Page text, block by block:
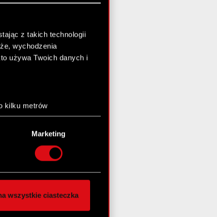
z takich technologii
wychodzenia
używa Twoich danych i
kilku metrów
(fingerprinting,
preferencje w
chwili.
i
innymi danymi
z naszej witryny,
Marketing
wszystkie ciasteczka